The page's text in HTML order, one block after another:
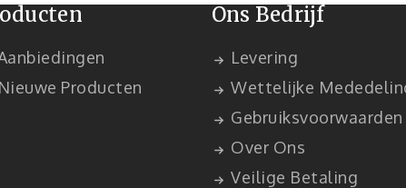
Nieuwe Producten
Ons Bedrijf
Levering
Wettelijke
Gebruiksvoorwaarden
Over Ons
Veilige Betaling